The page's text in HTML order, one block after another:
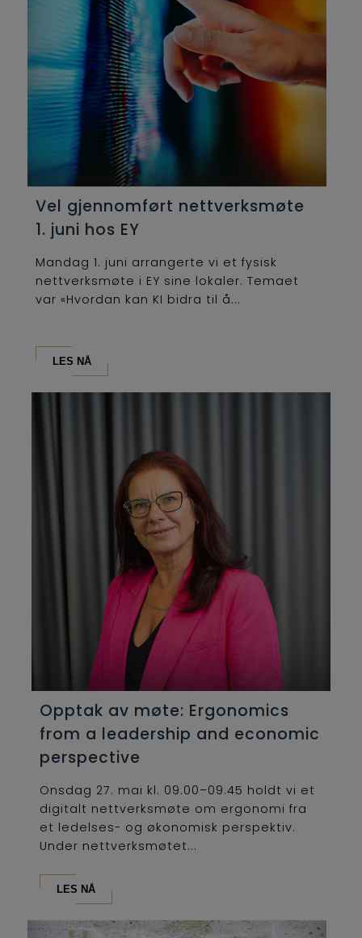
Vel gjennomført nettverksmøte
1. juni hos EY
Mandag 1. juni arrangerte vi et fysisk
nettverksmøte i EY sine lokaler. Temaet
var «Hvordan kan KI bidra til å...
LES NÅ
Opptak av møte: Ergonomics
from a leadership and economic
perspective
Onsdag 27. mai kl. 09.00–09.45 holdt vi et
digitalt nettverksmøte om ergonomi fra
et ledelses- og økonomisk perspektiv.
Under nettverksmøtet...
LES NÅ